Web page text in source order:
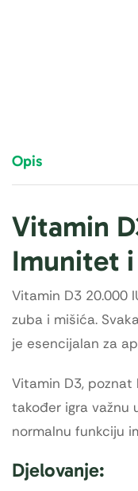
Opis
Vitamin
Imunitet
Vitamin D3 20.000
zuba i mišića.
je esencijalan za
Vitamin D3, poznat
također igra važnu
normalnu funkciju
Djelovanje: